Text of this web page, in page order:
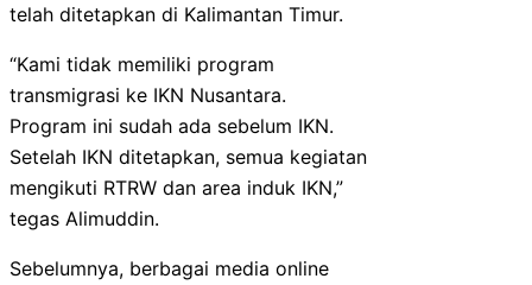
telah ditetapkan di Kalimantan Timur.
“Kami tidak memiliki program
transmigrasi ke IKN Nusantara.
Program ini sudah ada sebelum IKN.
Setelah IKN ditetapkan, semua kegiatan
mengikuti RTRW dan area induk IKN,”
tegas Alimuddin.
Sebelumnya, berbagai media online